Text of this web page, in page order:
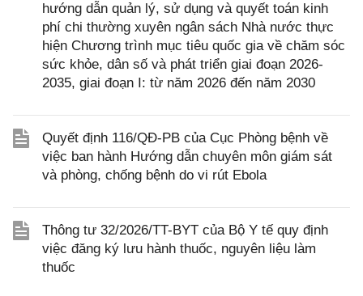
hướng dẫn quản lý, sử dụng và quyết toán kinh
phí chi thường xuyên ngân sách Nhà nước thực
hiện Chương trình mục tiêu quốc gia về chăm sóc
sức khỏe, dân số và phát triển giai đoạn 2026-
2035, giai đoạn I: từ năm 2026 đến năm 2030
Quyết định 116/QĐ-PB của Cục Phòng bệnh về
việc ban hành Hướng dẫn chuyên môn giám sát
và phòng, chống bệnh do vi rút Ebola
Thông tư 32/2026/TT-BYT của Bộ Y tế quy định
việc đăng ký lưu hành thuốc, nguyên liệu làm
thuốc